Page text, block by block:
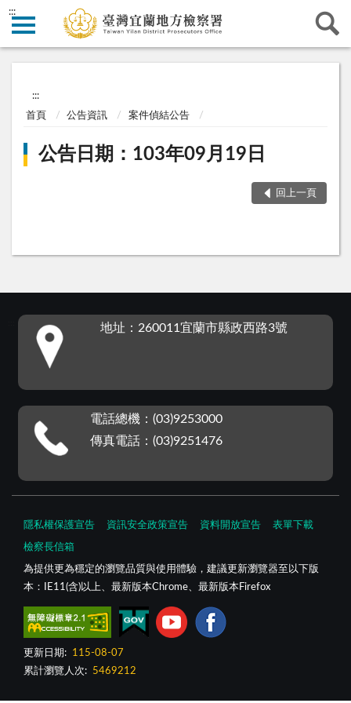
:::
:::
首頁 公告資訊 案件偵結公告
公告日期：103年09月19日
回上一頁
地址：260011宜蘭市縣政西路3號
電話總機：(03)9253000
傳真電話：(03)9251476
隱私權保護宣告 資訊安全政策宣告 資料開放宣告 表單下載
檢察長信箱
為提供更為穩定的瀏覽品質與使用體驗，建議更新瀏覽器至以下版
本：IE11(含)以上、最新版本Chrome、最新版本Firefox
更新日期:
115-08-07
累計瀏覽人次:
5469212